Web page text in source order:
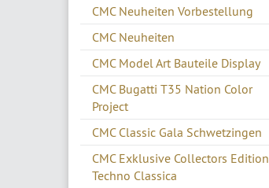
CMC Neuheiten Vorbestellung
CMC Neuheiten
CMC Model Art Bauteile Display
CMC Bugatti T35 Nation Color
Project
CMC Classic Gala Schwetzingen
CMC Exklusive Collectors Edition
Techno Classica